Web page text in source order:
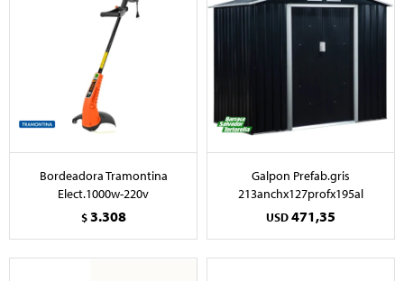
Bordeadora Tramontina
Elect.1000w-220v
$ 3.308
Galpon Prefab.gris
213anchx127profx195al
USD471,35